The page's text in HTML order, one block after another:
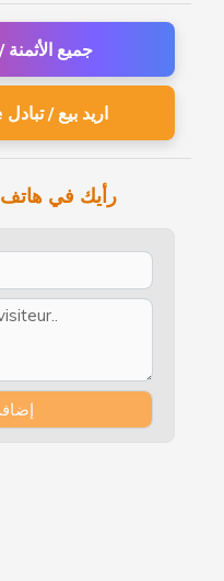
Tous les prix / جميع الأثمنة
Vente / Reprise اريد بيع / تبادل
Sharp Aquos R9 رأيك في هاتف